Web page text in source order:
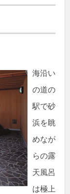
海沿い
の道の
駅で砂
浜を眺
めなが
らの露
天風呂
は極上